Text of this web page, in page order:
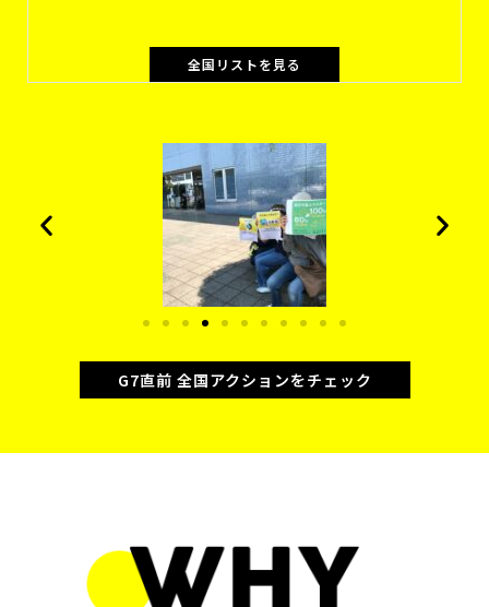
全国リストを見る
G7直前 全国アクションをチェック